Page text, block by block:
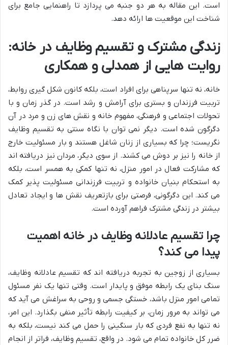
است. این مقاله به هر دو جنبه می پردازد تا راهنمایی جامع برای
شناخت این موقعیت ها ارائه دهد.
زندگی مشترک و تقسیم وظایف در خانه:
روایت هایی از همدلی و همکاری
خانه، نه تنها سرپناهی برای افراد است، بلکه کانون شکل گیری روابط،
تربیت فرزندان و بستری برای آرامش و رشد است. در گذر زمان و با
تحولات اجتماعی و فرهنگی، مفهوم خانه و نقش های زن و مرد در آن
دگرگون شده است. دیگر نمی توان با نگاه سنتی به تقسیم وظایف
نگریست؛ چرا که بسیاری از زنان شاغل هستند و بار مسئولیت خارج
از خانه را نیز بر دوش می کشند. از سوی دیگر، مردان نیز دریافته اند
که مشارکت فعال در امور منزل، نه تنها کمکی به همسر است، بلکه
به استحکام بنیان خانواده و تربیت فرزندانی مسئولیت پذیر کمک
می کند. این دگرگونی، فرصتی برای بازتعریف نقش ها و ایجاد تعادل
بیشتر در زندگی مشترک فراهم آورده است.
چرا تقسیم عادلانه وظایف در خانه اهمیت
پیدا می کند؟
بسیاری از زوجین به تجربه دریافته اند که تقسیم عادلانه وظایف،
سنگ بنای یک رابطه موفق و پایدار است. وقتی تنها یک نفر مسئول
تمامی امور منزل باشد، خستگی جسمی و روحی به سراغش می آید که
می تواند به مرور زمان، بر کیفیت رابطه تأثیر منفی بگذارد. این امر،
نه تنها به نفع فردی که بار سنگینی را حمل می کند نیست، بلکه به
ضرر کل خانواده تمام می شود. در واقع، تقسیم وظایف، فراتر از انجام